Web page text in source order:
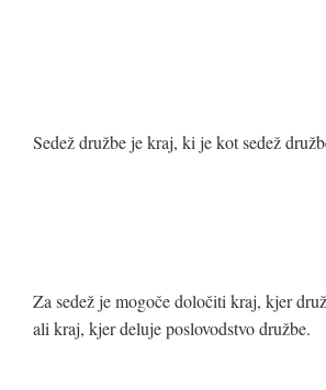
Sedež družbe je kraj, ki je kot sedež
Za sedež je mogoče določiti kraj, kjer
ali kraj, kjer deluje poslovodstvo družbe.